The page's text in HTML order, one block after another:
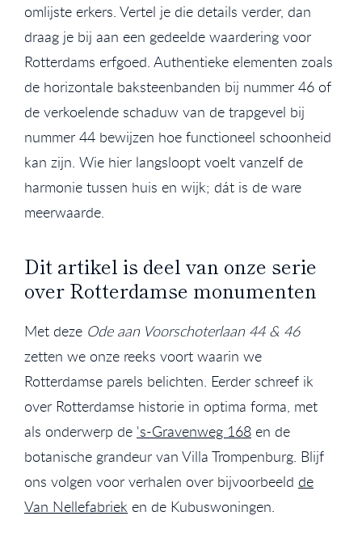
omlijste erkers. Vertel je die details verder, dan
draag je bij aan een gedeelde waardering voor
Rotterdams erfgoed. Authentieke elementen zoals
de horizontale baksteenbanden bij nummer 46 of
de verkoelende schaduw van de trapgevel bij
nummer 44 bewijzen hoe functioneel schoonheid
kan zijn. Wie hier langsloopt voelt vanzelf de
harmonie tussen huis en wijk; dát is de ware
meerwaarde.
Dit artikel is deel van onze serie
over Rotterdamse monumenten
Met deze Ode aan Voorschoterlaan 44 & 46
zetten we onze reeks voort waarin we
Rotterdamse parels belichten. Eerder schreef ik
over Rotterdamse historie in optima forma, met
als onderwerp de 's-Gravenweg 168 en de
botanische grandeur van Villa Trompenburg. Blijf
ons volgen voor verhalen over bijvoorbeeld de
Van Nellefabriek en de Kubuswoningen.